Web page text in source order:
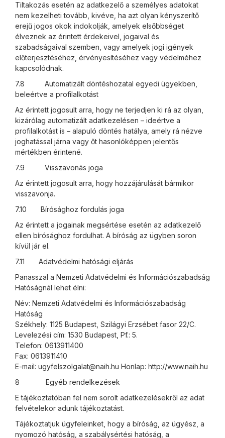
Tiltakozás esetén az adatkezelő a személyes adatokat
nem kezelheti tovább, kivéve, ha azt olyan kényszerítő
erejű jogos okok indokolják, amelyek elsőbbséget
élveznek az érintett érdekeivel, jogaival és
szabadságaival szemben, vagy amelyek jogi igények
előterjesztéséhez, érvényesítéséhez vagy védelméhez
kapcsolódnak.
7.8 Automatizált döntéshozatal egyedi ügyekben,
beleértve a profilalkotást
Az érintett jogosult arra, hogy ne terjedjen ki rá az olyan,
kizárólag automatizált adatkezelésen – ideértve a
profilalkotást is – alapuló döntés hatálya, amely rá nézve
joghatással járna vagy őt hasonlóképpen jelentős
mértékben érintené.
7.9 Visszavonás joga
Az érintett jogosult arra, hogy hozzájárulását bármikor
visszavonja.
7.10 Bírósághoz fordulás joga
Az érintett a jogainak megsértése esetén az adatkezelő
ellen bírósághoz fordulhat. A bíróság az ügyben soron
kívül jár el.
7.11 Adatvédelmi hatósági eljárás
Panasszal a Nemzeti Adatvédelmi és Információszabadság
Hatóságnál lehet élni:
Név: Nemzeti Adatvédelmi és Információszabadság
Hatóság
Székhely: 1125 Budapest, Szilágyi Erzsébet fasor 22/C.
Levelezési cím: 1530 Budapest, Pf.: 5.
Telefon: 0613911400
Fax: 0613911410
E-mail: ugyfelszolgalat@naih.hu Honlap: http://www.naih.hu
8 Egyéb rendelkezések
E tájékoztatóban fel nem sorolt adatkezelésekről az adat
felvételekor adunk tájékoztatást.
Tájékoztatjuk ügyfeleinket, hogy a bíróság, az ügyész, a
nyomozó hatóság, a szabálysértési hatóság, a